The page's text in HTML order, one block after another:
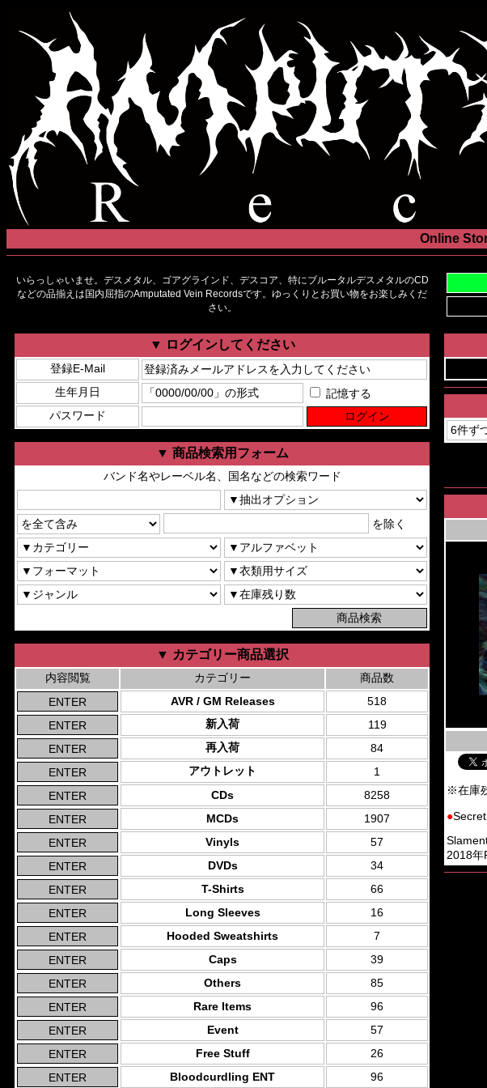
Online
いらっしゃいませ。デスメタル、ゴアグラインド、デスコア、特にブルータルデスメタルのCD
などの品揃えは国内屈指のAmputated Vein Recordsです。ゆっくりとお買い物をお楽しみくだ
さい。
▼ ログインしてください
登録E-Mail
生年月日
記憶する
パスワード
▼ 商品検索用フォーム
バンド名やレーベル名、国名などの検索ワード
を除く
▼ カテゴリー商品選択
内容閲覧 カテゴリー
商品数
AVR / GM Releases
518
新入荷
119
再入荷
84
アウトレット
1
CDs
8258
MCDs
1907
Vinyls
57
DVDs
34
T-Shirts
66
Long Sleeves
16
Hooded Sweatshirts
7
Caps
39
Others
85
Rare Items
96
Event
57
Free Stuff
26
Bloodcurdling ENT
96
※在庫
●
2018年